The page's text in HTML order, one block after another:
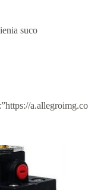
suco